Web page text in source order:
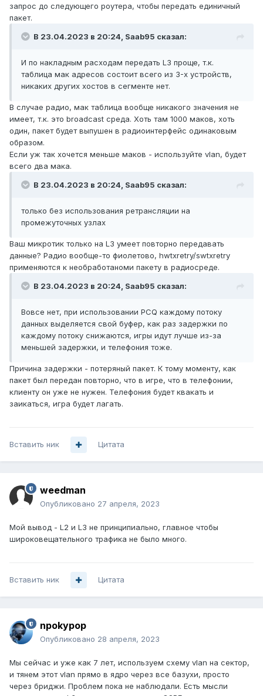
запрос до следующего роутера, чтобы передать единичный
пакет.
В 23.04.2023 в 20:24, Saab95 сказал:
И по накладным расходам передать L3 проще, т.к.
таблица мак адресов состоит всего из 3-х устройств,
никаких других хостов в сегменте нет.
В случае радио, мак таблица вообще никакого значения не
имеет, т.к. это broadcast среда. Хоть там 1000 маков, хоть
один, пакет будет выпушен в радиоинтерфейс одинаковым
образом.
Если уж так хочется меньше маков - используйте vlan, будет
всего два мака.
В 23.04.2023 в 20:24, Saab95 сказал:
только без использования ретрансляции на
промежуточных узлах
Ваш микротик только на L3 умеет повторно передавать
данные? Радио вообще-то фиолетово, hwtxretry/swtxretry
применяются к необработаноми пакету в радиосреде.
В 23.04.2023 в 20:24, Saab95 сказал:
Вовсе нет, при использовании PCQ каждому потоку
данных выделяется свой буфер, как раз задержки по
каждому потоку снижаются, игры идут лучше из-за
меньшей задержки, и телефония тоже.
Причина задержки - потеряный пакет. К тому моменту, как
пакет был передан повторно, что в игре, что в телефонии,
клиенту он уже не нужен. Телефония будет квакать и
заикаться, игра будет лагать.
Вставить ник Цитата
weedman
Опубликовано 27 апреля, 2023
Мой вывод - L2 и L3 не принципиально, главное чтобы
широковещательного трафика не было много.
Вставить ник Цитата
npokypop
Опубликовано 28 апреля, 2023
Мы сейчас и уже как 7 лет, используем схему vlan на сектор,
и тянем этот vlan прямо в ядро через все базухи, просто
через бриджи. Проблем пока не наблюдали. Есть мысли